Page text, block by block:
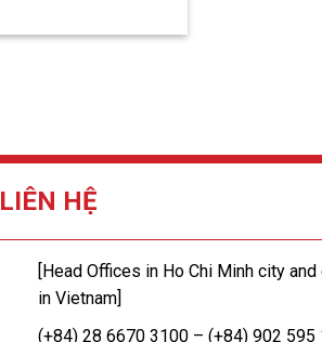
LIÊN HỆ
[Head Offices in Ho Chi Minh city
in Vietnam]
(+84) 28 6670 3100 – (+84) 902 595